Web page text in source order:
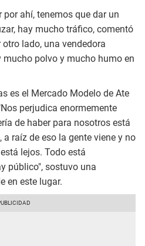
ahí, tenemos que dar un
hay mucho tráfico, comentó
lado, una vendedora
polvo y mucho humo en
es el Mercado Modelo de Ate
perjudica enormemente
de haber para nosotros está
a raíz de eso la gente viene y no
lejos. Todo está
público", sostuvo una
en este lugar.